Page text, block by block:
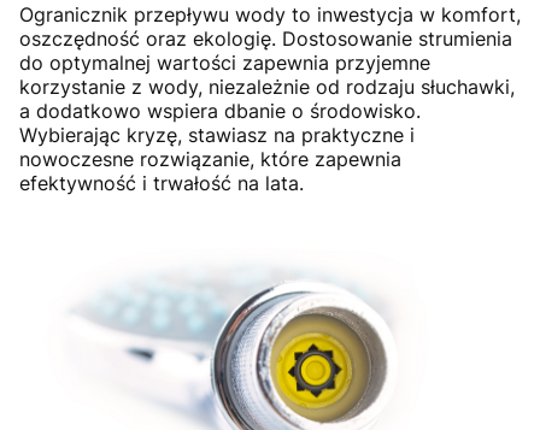
Ogranicznik przepływu wody to inwestycja w komfort,
oszczędność oraz ekologię. Dostosowanie strumienia
do optymalnej wartości zapewnia przyjemne
korzystanie z wody, niezależnie od rodzaju słuchawki,
a dodatkowo wspiera dbanie o środowisko.
Wybierając kryzę, stawiasz na praktyczne i
nowoczesne rozwiązanie, które zapewnia
efektywność i trwałość na lata.